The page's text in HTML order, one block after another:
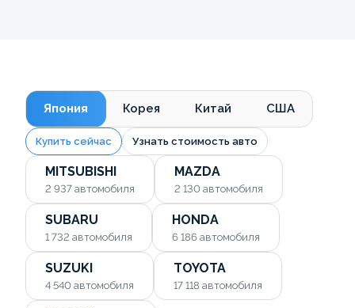
Япония Корея Китай США
Купить сейчас Узнать стоимость авто
MITSUBISHI
2 937 автомобиля
MAZDA
2 130 автомобиля
SUBARU
1 732 автомобиля
HONDA
6 186 автомобиля
SUZUKI
4 540 автомобиля
TOYOTA
17 118 автомобиля